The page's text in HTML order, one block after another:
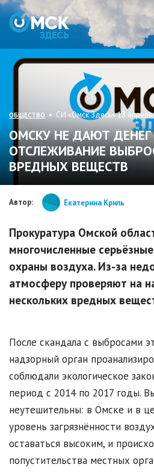
ОБЩЕСТВО • СИ «Омск Здесь» 13 апреля
ОМСКУ НЕ ДАЮТ ДЕНЕГ
ОТСЛЕЖИВАНИЕ
ВРЕДНЫХ ВЕЩЕСТВ
Автор: Екатерина Криль
Прокуратура Омской
многочисленные
охраны воздуха. Из-за
атмосферу проверяют на
нескольких вредных
После скандала с выбросами
надзорный орган
соблюдали экологическое
период с 2014 по 2017 годы.
неутешительны: в Омске и в
уровень загрязнённости
оставаться высоким, и
попустительства местных